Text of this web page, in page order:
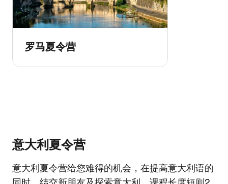
罗马夏令营
意大利夏令营
意大利夏令营给您难得的机会，在提高意大利语的